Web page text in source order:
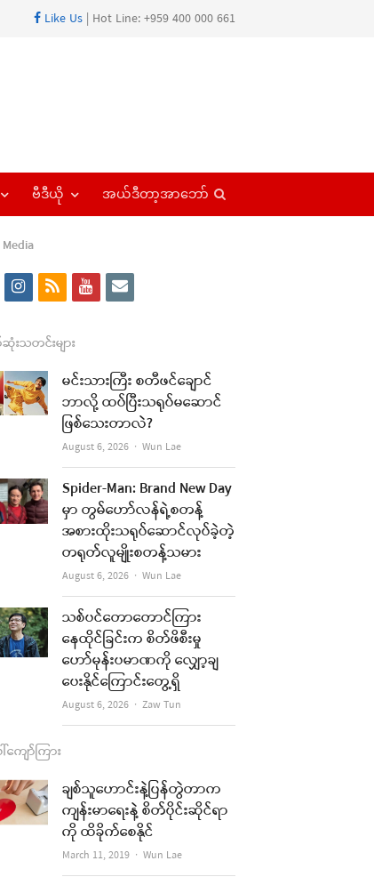
Like Us | Hot Line: +959 400 000 661
ဗီဒီယို အယ်ဒီတာ့အာဘော်
i
s
t
a
a
m
r
s
y
t
u
b
e
e
i
l
းသတင်းများ
မင်းသားကြီး စတီဖင်ချောင်
ဘာလို့ ထပ်ပြီးသရုပ်မဆောင်
ဖြစ်သေးတာလဲ?
August 6, 2026 Author
Wun Lae
Spider-Man: Brand New Day
မှာ တွမ်ဟော်လန်ရဲ့စတန့်
အစားထိုးသရုပ်ဆောင်လုပ်ခဲ့တဲ့
တရုတ်လူမျိုးစတန့်သမား
August 6, 2026 Author
Wun Lae
သစ်ပင်တောတောင်ကြား
နေထိုင်ခြင်းက စိတ်ဖိစီးမှု
ဟော်မုန်းပမာဏကို လျှော့ချ
ပေးနိုင်ကြောင်းတွေ့ရှိ
August 6, 2026 Author
Zaw Tun
ျော်ကြား
ချစ်သူဟောင်းနဲ့ပြန်တွဲတာက
ကျန်းမာရေးနဲ့ စိတ်ပိုင်းဆိုင်ရာ
ကို ထိခိုက်စေနိုင်
March 11, 2019 Author
Wun Lae